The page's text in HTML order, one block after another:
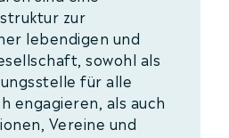
zur
lebendigen und
sowohl als
für alle
engagieren, als auch
Vereine und